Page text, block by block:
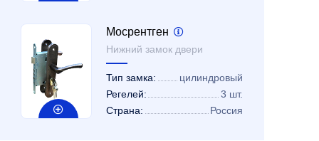
Мосрентген
Нижний замок двери
Тип замка:
цилиндровый
Регелей:
3 шт.
Страна:
Россия